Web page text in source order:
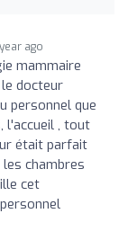
ago
mammaire
docteur
personnel que
l'accueil , tout
était parfait
chambres
cet